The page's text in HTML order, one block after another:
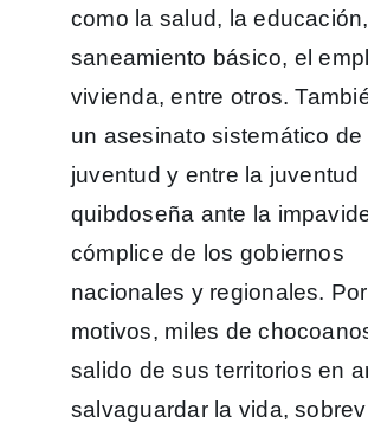
como la salud, la
saneamiento básico, el
vivienda, entre otros.
un asesinato sistemático de
juventud y entre la juventud
quibdoseña ante la
cómplice de los gobiernos
nacionales y regionales.
motivos, miles de
salido de sus territorios en
salvaguardar la vida,